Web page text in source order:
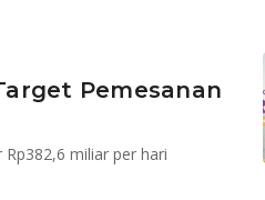
Pemesanan
miliar per hari